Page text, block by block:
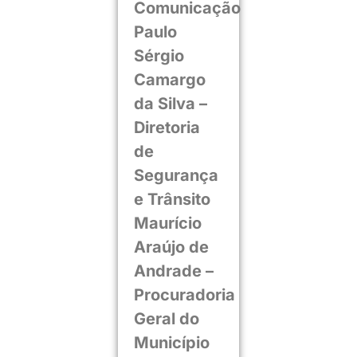
Comunicação
Paulo
Sérgio
Camargo
da Silva –
Diretoria
de
Segurança
e Trânsito
Maurício
Araújo de
Andrade –
Procuradoria
Geral do
Município